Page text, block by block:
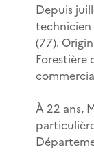
Depuis
technicien
(77).
Forestière
À 22 ans,